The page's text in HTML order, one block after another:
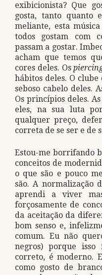
exibicionista? Que
gosta, tanto quanto
meliante, esta
todos gostam com
passam a gostar.
acham que temos
cores deles. Os
hábitos deles. O
seboso cabelo deles.
Os princípios deles.
eles, na sua luta
qualquer preço,
correta de se ser e de
Estou-me borrifando
conceitos de
o que são e pouco
são. A normalização
aprendi a viver
forçosamente de
da aceitação da
bom senso e,
comum. Eu não
negros) porque
correto, é moderno.
como gosto de